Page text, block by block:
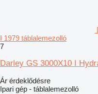
I 1979 táblalemezolló
7
Darley GS 3000X10 I
Ár érdeklődésre
Ipari gép - táblalemezolló